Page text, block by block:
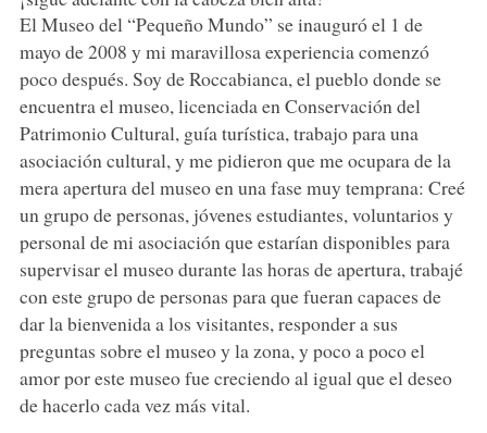
El Museo del “Pequeño Mundo” se inauguró el 1 de
mayo de 2008 y mi maravillosa experiencia comenzó
poco después. Soy de Roccabianca, el pueblo donde se
encuentra el museo, licenciada en Conservación del
Patrimonio Cultural, guía turística, trabajo para una
asociación cultural, y me pidieron que me ocupara de la
mera apertura del museo en una fase muy temprana: Creé
un grupo de personas, jóvenes estudiantes, voluntarios y
personal de mi asociación que estarían disponibles para
supervisar el museo durante las horas de apertura, trabajé
con este grupo de personas para que fueran capaces de
dar la bienvenida a los visitantes, responder a sus
preguntas sobre el museo y la zona, y poco a poco el
amor por este museo fue creciendo al igual que el deseo
de hacerlo cada vez más vital.